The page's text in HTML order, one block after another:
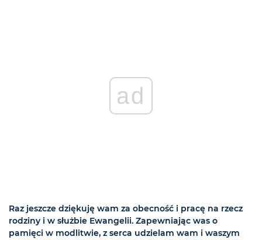
ad
Raz jeszcze dziękuję wam za obecność i pracę na rzecz
rodziny i w służbie Ewangelii. Zapewniając was o
pamięci w modlitwie, z serca udzielam wam i waszym